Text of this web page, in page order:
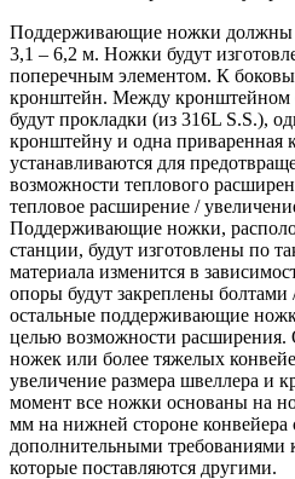
Поддерживающие ножки должны
3,1 – 6,2 м. Ножки будут
поперечным элементом. К
кронштейн. Между кронштейном
будут прокладки (из 316L S.S.),
кронштейну и одна приваренная
устанавливаются для
возможности теплового
тепловое расширение /
Поддерживающие ножки,
станции, будут изготовлены по
материала изменится в
опоры будут закреплены
остальные поддерживающие
целью возможности
ножек или более тяжелых
увеличение размера швеллера и
момент все ножки основаны на
мм на нижней стороне
дополнительными требованиями
которые поставляются другими.